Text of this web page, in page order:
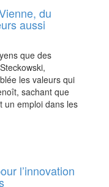
du
aussi
que des
les valeurs qui
sachant que
un emploi dans les
l’innovation